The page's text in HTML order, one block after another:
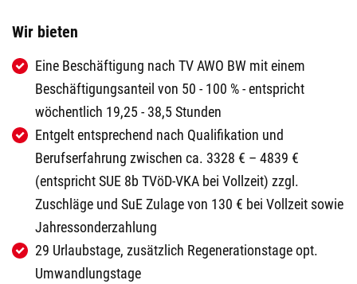
Wir bieten
Eine Beschäftigung nach TV AWO BW mit einem
Beschäftigungsanteil von 50 - 100 % - entspricht
wöchentlich 19,25 - 38,5 Stunden
Entgelt entsprechend nach Qualifikation und
Berufserfahrung zwischen ca. 3328 € – 4839 €
(entspricht SUE 8b TVöD-VKA bei Vollzeit) zzgl.
Zuschläge und SuE Zulage von 130 € bei Vollzeit sowie
Jahressonderzahlung
29 Urlaubstage, zusätzlich Regenerationstage opt.
Umwandlungstage